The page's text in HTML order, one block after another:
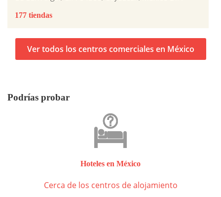
177 tiendas
Ver todos los centros comerciales en México
Podrías probar
Hoteles en México
Cerca de los centros de alojamiento